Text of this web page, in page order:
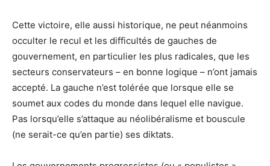
Cette victoire, elle aussi historique, ne peut néanmoins
occulter le recul et les difficultés de gauches de
gouvernement, en particulier les plus radicales, que les
secteurs conservateurs – en bonne logique – n’ont jamais
accepté. La gauche n’est tolérée que lorsque elle se
soumet aux codes du monde dans lequel elle navigue.
Pas lorsqu’elle s’attaque au néolibéralisme et bouscule
(ne serait-ce qu’en partie) ses diktats.